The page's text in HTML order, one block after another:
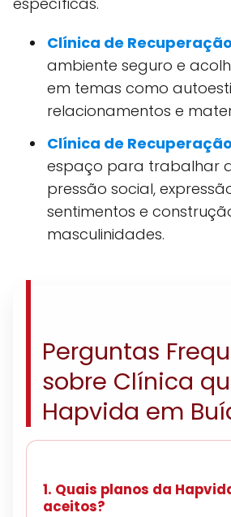
Clínica de
ambiente seguro e
em temas como
relacionamentos e
Clínica de
espaço para trabalhar
pressão social,
sentimentos e
masculinidades.
Perguntas
sobre Clínica
Hapvida em
1. Quais planos da
aceitos?